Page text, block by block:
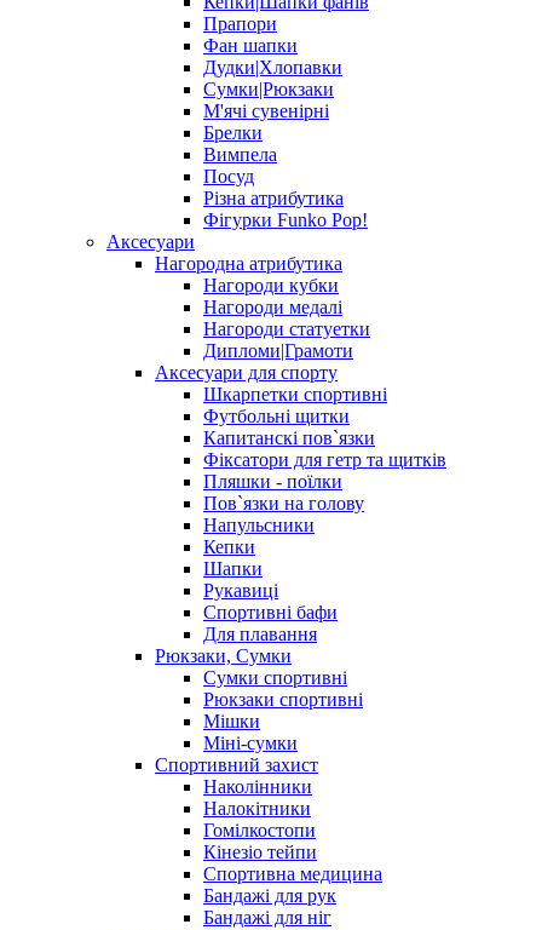
Прапори
Фан шапки
Дудки|Хлопавки
Сумки|Рюкзаки
М'ячі сувенірні
Брелки
Вимпела
Посуд
Різна атрибутика
Фігурки Funko Pop!
Аксесуари
Нагородна атрибутика
Нагороди кубки
Нагороди медалі
Нагороди статуетки
Дипломи|Грамоти
Аксесуари для спорту
Шкарпетки спортивні
Футбольні щитки
Капитанскі пов`язки
Фіксатори для гетр та щитків
Пляшки - поїлки
Пов`язки на голову
Напульсники
Кепки
Шапки
Рукавиці
Спортивні бафи
Для плавання
Рюкзаки, Сумки
Сумки спортивні
Рюкзаки спортивні
Мішки
Міні-сумки
Спортивний захист
Наколінники
Налокітники
Гомілкостопи
Кінезіо тейпи
Спортивна медицина
Бандажі для рук
Бандажі для ніг